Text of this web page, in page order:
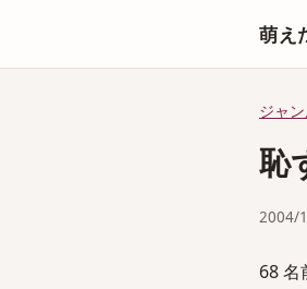
萌え
ジャ
恥
2004/
68